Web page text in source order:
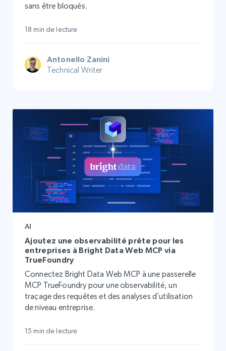
sans être bloqués.
18 min de lecture
Antonello Zanini
Technical Writer
AI
Ajoutez une observabilité prête pour les
entreprises à Bright Data Web MCP via
TrueFoundry
Connectez Bright Data Web MCP à une passerelle
MCP TrueFoundry pour une observabilité, un
traçage des requêtes et des analyses d’utilisation
de niveau entreprise.
15 min de lecture